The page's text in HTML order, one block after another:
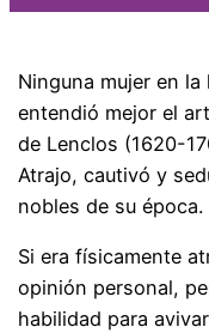
Ninguna mujer en
entendió mejor el
de Lenclos (1620-
Atrajo, cautivó y
nobles de su época.
Si era físicamente
opinión personal,
habilidad para